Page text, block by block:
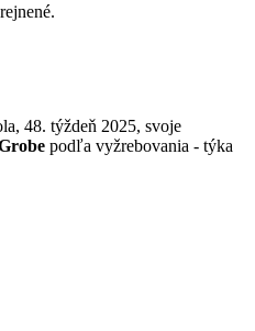
48. týždeň 2025, svoje
podľa vyžrebovania - týka